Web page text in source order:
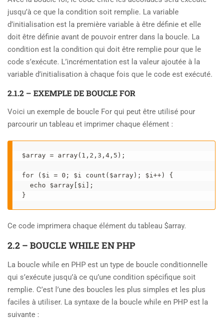
jusqu’à ce que la condition soit remplie. La variable
d’initialisation est la première variable à être définie et elle
doit être définie avant de pouvoir entrer dans la boucle. La
condition est la condition qui doit être remplie pour que le
code s’exécute. L’incrémentation est la valeur ajoutée à la
variable d’initialisation à chaque fois que le code est exécuté.
2.1.2 – EXEMPLE DE BOUCLE FOR
Voici un exemple de boucle For qui peut être utilisé pour
parcourir un tableau et imprimer chaque élément :
$array = array(1,2,3,4,5);
for ($i = 0; $i count($array); $i++) {
}
Ce code imprimera chaque élément du tableau $array.
2.2 – BOUCLE WHILE EN PHP
La boucle while en PHP est un type de boucle conditionnelle
qui s’exécute jusqu’à ce qu’une condition spécifique soit
remplie. C’est l’une des boucles les plus simples et les plus
faciles à utiliser. La syntaxe de la boucle while en PHP est la
suivante :